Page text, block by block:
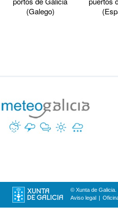
(Galego)
© Xunta de Galicia.
Aviso legal